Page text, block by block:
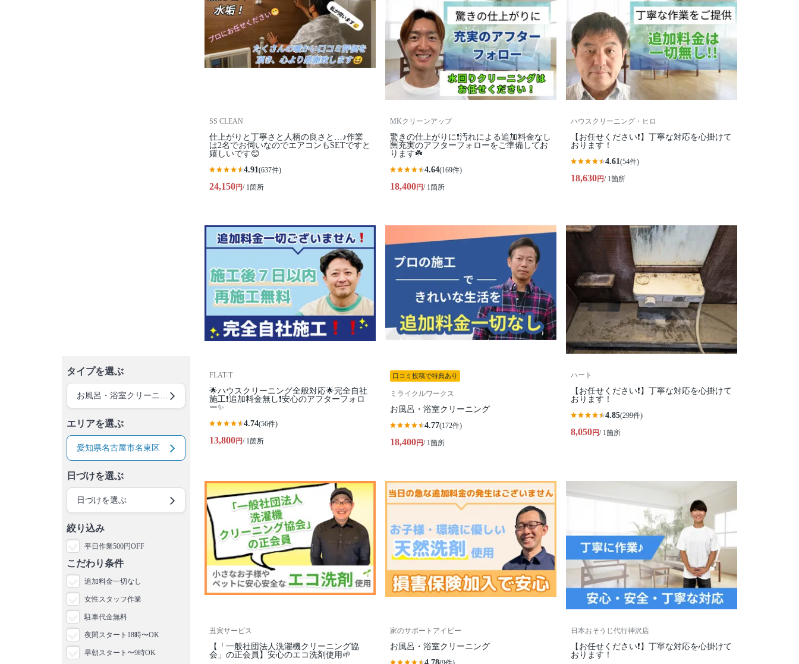
タイプを選ぶ
エリアを選ぶ
愛知県名古屋市名東区
日づけを選ぶ
日づけを選ぶ
絞り込み
平日作業500円OFF
こだわり条件
追加料金一切なし
女性スタッフ作業
駐車代金無料
夜間スタート18時〜OK
早朝スタート〜9時OK
SS CLEAN
仕上がりと丁寧さと人柄の良さと…♪作業
は2名でお伺いなのでエアコンもSETですと
嬉しいです😊
4.91(637件)
24,150円/ 1箇所
MKクリーンアップ
驚きの仕上がりに❗️汚れによる追加料金なし
🈚️充実のアフターフォローをご準備してお
ります☘️
4.64(169件)
18,400円/ 1箇所
ハウスクリーニング・ヒロ
【お任せください❗️】丁寧な対応を心掛けて
おります！
4.61(54件)
18,630円/ 1箇所
FLAT-T
🌟ハウスクリーニング全般対応🌟完全自社
施工❗️追加料金無し❗️安心のアフターフォロ
ー✨
4.74(56件)
13,800円/ 1箇所
口コミ投稿で特典あり
ミライクルワークス
お風呂・浴室クリーニング
4.77(172件)
18,400円/ 1箇所
ハート
【お任せください❗️】丁寧な対応を心掛けて
おります！
4.85(299件)
8,050円/ 1箇所
丑寅サービス
【「一般社団法人洗濯機クリーニング協
会」の正会員】安心のエコ洗剤使用🌱
家のサポートアイビー
お風呂・浴室クリーニング
日本おそうじ代行神沢店
【お任せください❗️】丁寧な対応を心掛けて
おります！